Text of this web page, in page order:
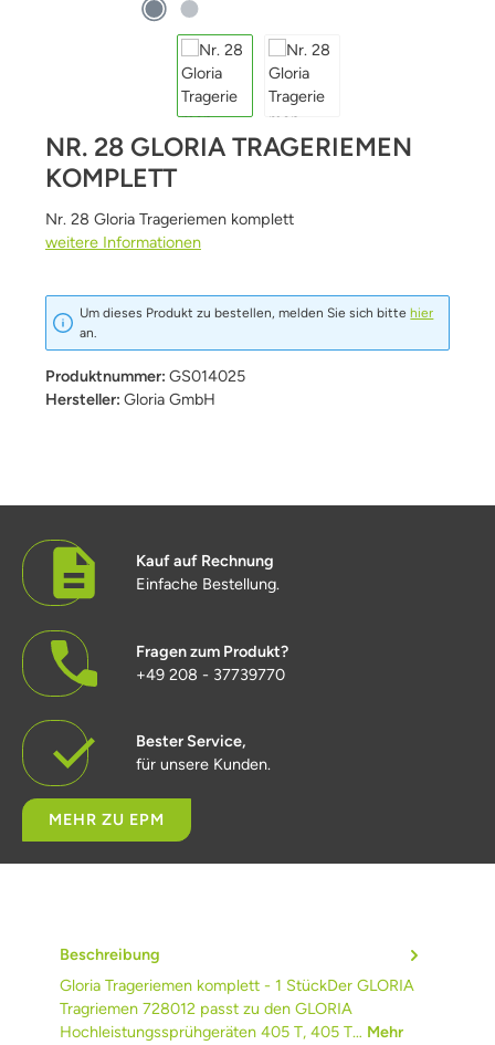
NR. 28 GLORIA TRAGERIEMEN
KOMPLETT
Nr. 28 Gloria Trageriemen komplett
weitere Informationen
Um dieses Produkt zu bestellen, melden Sie sich bitte hier
an.
Produktnummer: GS014025
Hersteller: Gloria GmbH
Kauf auf Rechnung
Einfache Bestellung.
Fragen zum Produkt?
+49 208 - 37739770
Bester Service,
für unsere Kunden.
MEHR ZU EPM
Beschreibung
Gloria Trageriemen komplett - 1 StückDer GLORIA
Tragriemen 728012 passt zu den GLORIA
Hochleistungssprühgeräten 405 T, 405 T… Mehr